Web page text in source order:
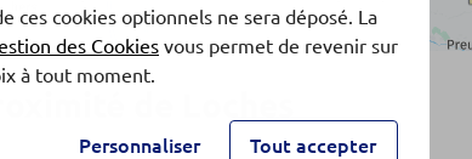
de Loches
ces cookies optionnels ne sera déposé. La
des Cookies vous permet de revenir sur
à tout moment.
Personnaliser Tout accepter